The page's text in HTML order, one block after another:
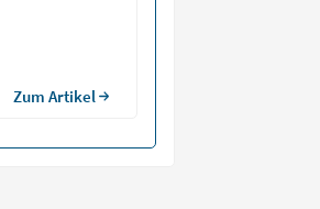
Zum Artikel